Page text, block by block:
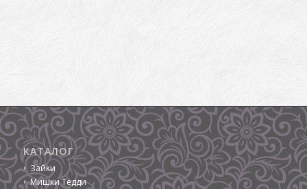
КАТАЛОГ
Зайки
Мишки Тедди